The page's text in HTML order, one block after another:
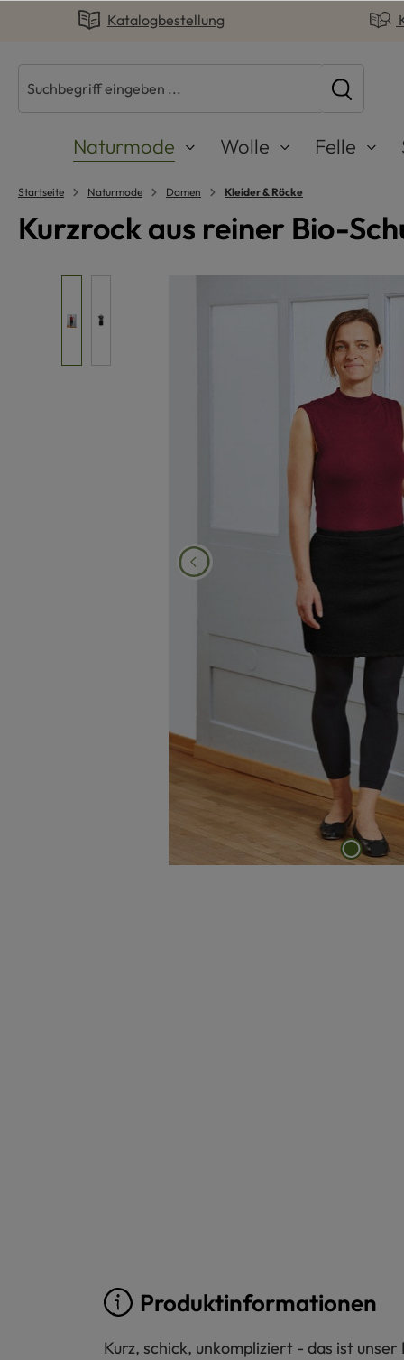
Zur Hauptnavigation springen
Katalogbestellung
Naturmode Wolle Felle
Startseite Naturmode Damen Kleider & Röcke
Kurzrock aus reiner Bio-
Produktinformationen
Kurz, schick, unkompliziert - das ist